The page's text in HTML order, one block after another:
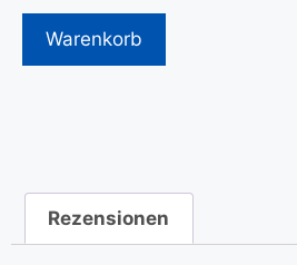
Warenkorb
Rezensionen